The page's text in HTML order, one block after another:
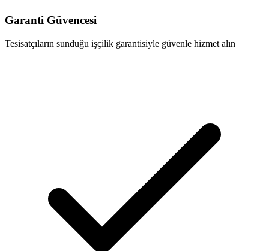
Garanti Güvencesi
Tesisatçıların sunduğu işçilik garantisiyle güvenle hizmet alın